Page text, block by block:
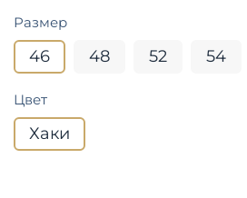
Размер
46 48 52 54
Цвет
Хаки